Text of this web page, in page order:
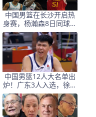
中国男篮在长沙开启热
身赛，杨瀚森8日同球队
会合
中国男篮12人大名单出
炉！广东3人入选，徐昕
国家队首秀，胡明轩轮
休